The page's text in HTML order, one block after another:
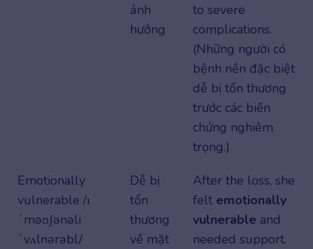
ảnh
hưởng
to severe
complications.
(Những người có
bệnh nền đặc biệt
dễ bị tổn thương
trước các biến
chứng nghiêm
trọng.)
Emotionally
vulnerable /ɪ
ˈməʊʃənəli
ˈvʌlnərəbl/
Dễ bị
tổn
thương
về mặt
After the loss, she
felt emotionally
vulnerable and
needed support.